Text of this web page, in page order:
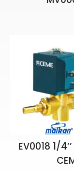
395,94 ₺
EV0018 1/